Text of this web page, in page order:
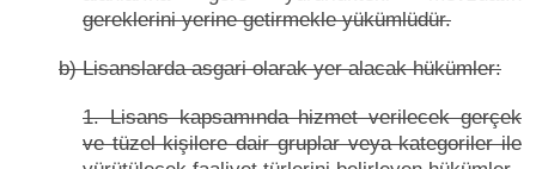
gereklerini yerine getirmekle yükümlüdür.
b) Lisanslarda asgari olarak yer alacak hükümler:
1. Lisans kapsamında hizmet verilecek gerçek
ve tüzel kişilere dair gruplar veya kategoriler ile